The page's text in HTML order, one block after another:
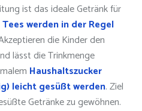
ist das ideale Getränk für
Tees werden in der Regel
die Kinder den
lässt die Trinkmenge
Haushaltszucker
leicht gesüßt werden. Ziel
Getränke zu gewöhnen.